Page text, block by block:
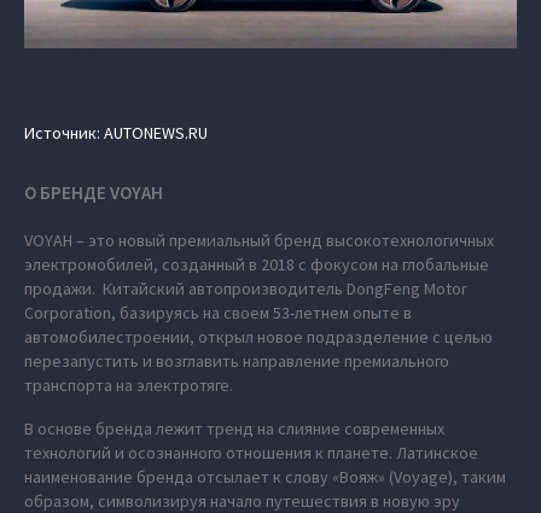
Источник: AUTONEWS.RU
О БРЕНДЕ VOYAH
VOYAH – это новый премиальный бренд высокотехнологичных
электромобилей, созданный в 2018 с фокусом на глобальные
продажи. Китайский автопроизводитель DongFeng Motor
Corporation, базируясь на своем 53-летнем опыте в
автомобилестроении, открыл новое подразделение с целью
перезапустить и возглавить направление премиального
транспорта на электротяге.
В основе бренда лежит тренд на слияние современных
технологий и осознанного отношения к планете. Латинское
наименование бренда отсылает к слову «Вояж» (Voyage), таким
образом, символизируя начало путешествия в новую эру